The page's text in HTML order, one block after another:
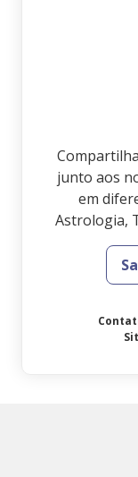
junto aos
em
Astrologia,